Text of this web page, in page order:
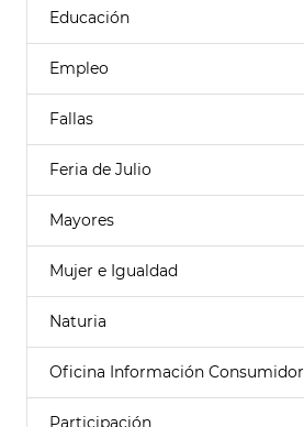
Educación
Empleo
Fallas
Feria de Julio
Mayores
Mujer e Igualdad
Naturia
Oficina Información Consumidor
Participación